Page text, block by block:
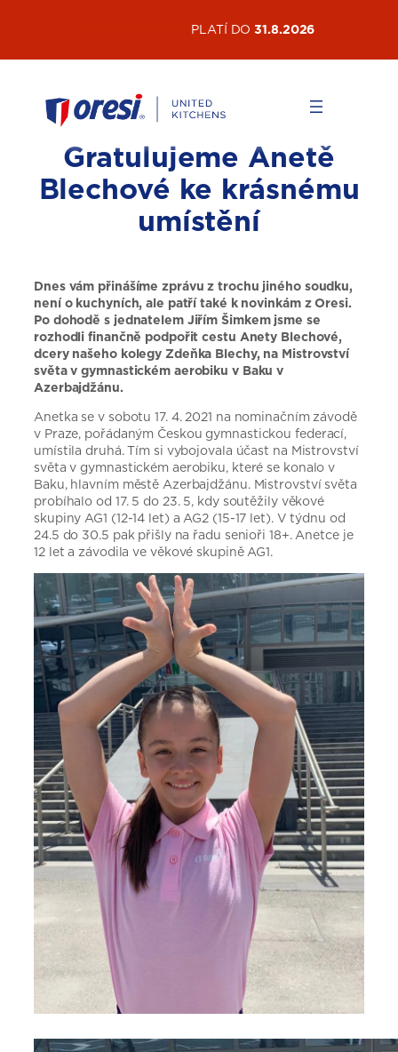
PLATÍ DO31.8.2026
Gratulujeme Anetě
Blechové ke krásnému
umístění
Dnes vám přinášíme zprávu z trochu jiného soudku,
není o kuchyních, ale patří také k novinkám z Oresi.
Po dohodě s jednatelem Jiřím Šimkem jsme se
rozhodli finančně podpořit cestu Anety Blechové,
dcery našeho kolegy Zdeňka Blechy, na Mistrovství
světa v gymnastickém aerobiku v Baku v
Azerbajdžánu.
Anetka se v sobotu 17. 4. 2021 na nominačním závodě
v Praze, pořádaným Českou gymnastickou federací,
umístila druhá. Tím si vybojovala účast na Mistrovství
světa v gymnastickém aerobiku, které se konalo v
Baku, hlavním městě Azerbajdžánu. Mistrovství světa
probíhalo od 17. 5 do 23. 5, kdy soutěžily věkové
skupiny AG1 (12-14 let) a AG2 (15-17 let). V týdnu od
24.5 do 30.5 pak přišly na řadu senioři 18+. Anetce je
12 let a závodila ve věkové skupině AG1.